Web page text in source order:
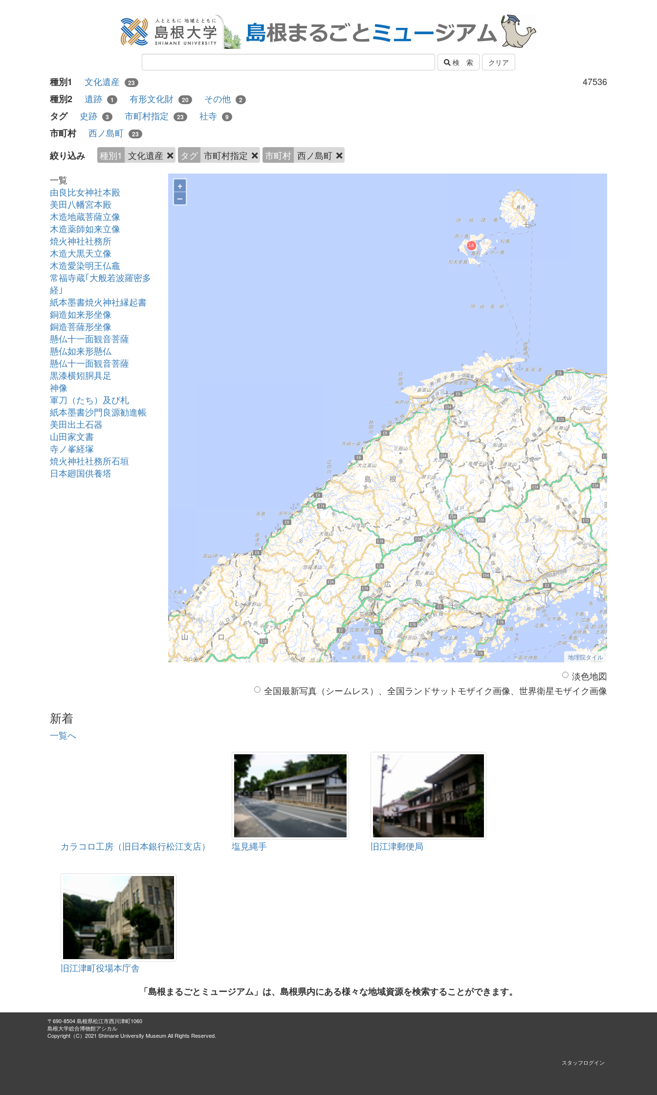
検 索 クリア
47536
種別1 文化遺産 23
種別2 遺跡 1 有形文化財 20 その他 2
タグ 史跡 3 市町村指定 23 社寺 9
市町村 西ノ島町 23
絞り込み 種別1 文化遺産 タグ 市町村指定 市町村 西ノ島町
一覧
由良比女神社本殿
美田八幡宮本殿
木造地蔵菩薩立像
木造薬師如来立像
焼火神社社務所
木造大黒天立像
木造愛染明王仏龕
常福寺蔵｢大般若波羅密多
経｣
紙本墨書焼火神社縁起書
銅造如来形坐像
銅造菩薩形坐像
懸仏十一面観音菩薩
懸仏如来形懸仏
懸仏十一面観音菩薩
黒漆横矧胴具足
神像
軍刀（たち）及び札
紙本墨書沙門良源勧進帳
美田出土石器
山田家文書
寺ノ峯経塚
焼火神社社務所石垣
日本廻国供養塔
+
–
地理院タイル
淡色地図
全国最新写真（シームレス）、全国ランドサットモザイク画像、世界衛星モザイク画像
新着
一覧へ
カラコロ工房（旧日本銀行松江支店） 塩見縄手 旧江津郵便局
旧江津町役場本庁舎
「島根まるごとミュージアム」は、島根県内にある様々な地域資源を検索することができます。
〒690-8504 島根県松江市西川津町1060
島根大学総合博物館アシカル
Copyright（C）2021 Shimane University Museum All Rights Reserved.
スタッフログイン